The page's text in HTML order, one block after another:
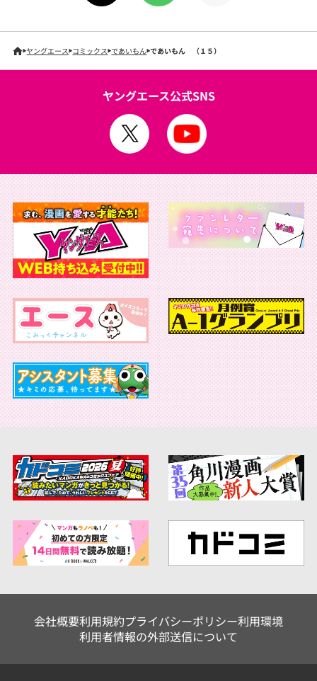
ヤングエース コミックス であいもん であいもん （１５）
ヤングエース公式SNS
会社概要利用規約プライバシーポリシー利用環境
利用者情報の外部送信について